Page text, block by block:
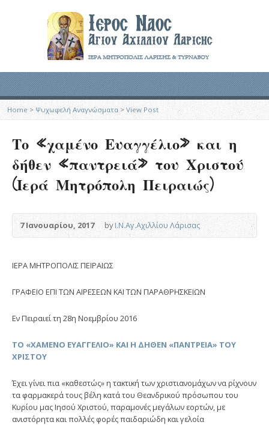
Home > Ψυχωφελή Αναγνώσματα>View Post
Το «χαμένο Ευαγγέλιο» και η
δήθεν «παντρειά» του Χριστού
(Ιερά Μητρόπολη Πειραιώς)
7 Ιανουαρίου, 2017 byΙ.Ν.Αγ.Αχιλλίου Λάρισας
ΙΕΡΑ ΜΗΤΡΟΠΟΛΙΣ ΠΕΙΡΑΙΩΣ
ΓΡΑΦΕΙΟ ΕΠΙ ΤΩΝ ΑΙΡΕΣΕΩΝ ΚΑΙ ΤΩΝ ΠΑΡΑΘΡΗΣΚΕΙΩΝ
Εν Πειραιεί τη 28η Νοεμβρίου 2016
ΤΟ «ΧΑΜΕΝΟ ΕΥΑΓΓΕΛΙΟ» ΚΑΙ Η ΔΗΘΕΝ «ΠΑΝΤΡΕΙΑ» ΤΟΥ
ΧΡΙΣΤΟΥ
Έχει γίνει πια «καθεστώς» η τακτική των χριστιανομάχων να ρίχνουν
τα φαρμακερά τους βέλη κατά του Θεανδρικού πρόσωπου του
Κυρίου μας Ιησού Χριστού, παραμονές μεγάλων εορτών, με
ανιστόρητα και πολλές φορές παιδαριώδη και γελοία